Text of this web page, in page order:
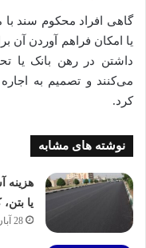
گاهی افراد محکوم سند با
یا امکان فراهم آوردن آن
داشتن در رهن بانک یا
می‌کنند و تصمیم به
کرد.
نوشته های مشابه
یا
28 آبان 1404